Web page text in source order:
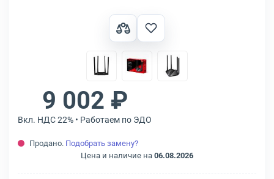
9 002 ₽
Вкл. НДС 22% • Работаем по ЭДО
Продано. Подобрать замену?
Цена и наличие на 06.08.2026